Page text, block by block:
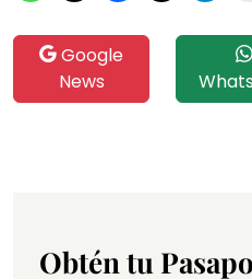
Google
News
Obtén tu